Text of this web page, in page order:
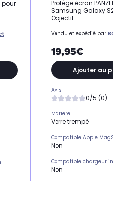
pour
Protège écran
Samsung Galaxy
Objectif
Vendu et expédié par
19,95€
Ajouter au
Avis
0/5 (0)
Matière
Verre trempé
Compatible Apple
Non
Compatible chargeur
Non